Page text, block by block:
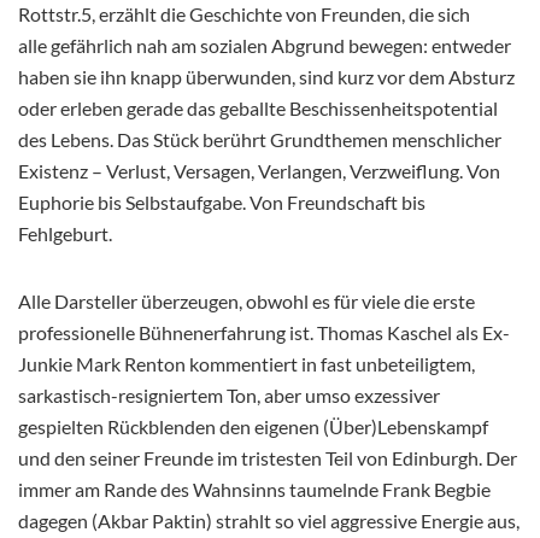
Rottstr.5, erzählt die Geschichte von Freunden, die sich
alle gefährlich nah am sozialen Abgrund bewegen: entweder
haben sie ihn knapp überwunden, sind kurz vor dem Absturz
oder erleben gerade das geballte Beschissenheitspotential
des Lebens. Das Stück berührt Grundthemen menschlicher
Existenz – Verlust, Versagen, Verlangen, Verzweiflung. Von
Euphorie bis Selbstaufgabe. Von Freundschaft bis
Fehlgeburt.
Alle Darsteller überzeugen, obwohl es für viele die erste
professionelle Bühnenerfahrung ist. Thomas Kaschel als Ex-
Junkie Mark Renton kommentiert in fast unbeteiligtem,
sarkastisch-resigniertem Ton, aber umso exzessiver
gespielten Rückblenden den eigenen (Über)Lebenskampf
und den seiner Freunde im tristesten Teil von Edinburgh. Der
immer am Rande des Wahnsinns taumelnde Frank Begbie
dagegen (Akbar Paktin) strahlt so viel aggressive Energie aus,